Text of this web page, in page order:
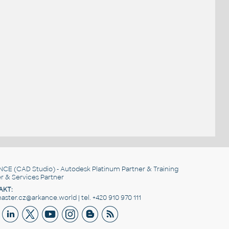
(CAD Studio) - Autodesk Platinum Partner & Training
& Services Partner
| tel. +420 910 970 111